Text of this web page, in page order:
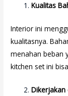
Kualitas
Interior ini
kualitasnya.
menahan beban
kitchen set ini
Dikerjakan